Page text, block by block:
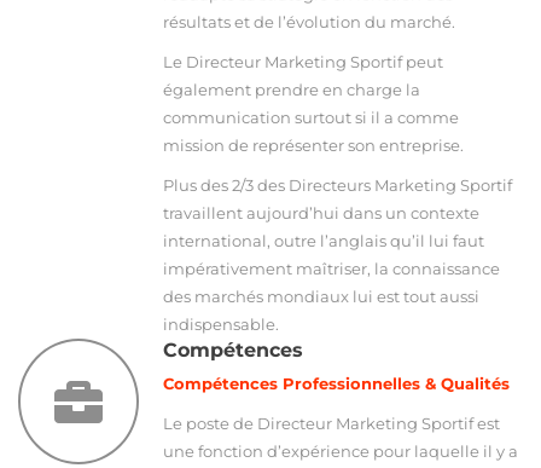
résultats et de l’évolution du marché.
Le Directeur Marketing Sportif peut
également prendre en charge la
communication surtout si il a comme
mission de représenter son entreprise.
Plus des 2/3 des Directeurs Marketing Sportif
travaillent aujourd’hui dans un contexte
international, outre l’anglais qu’il lui faut
impérativement maîtriser, la connaissance
des marchés mondiaux lui est tout aussi
indispensable.
Compétences
Compétences Professionnelles & Qualités
Le poste de Directeur Marketing Sportif est
une fonction d’expérience pour laquelle il y a